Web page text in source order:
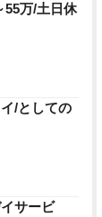
55万/土日休
/としての
サービ